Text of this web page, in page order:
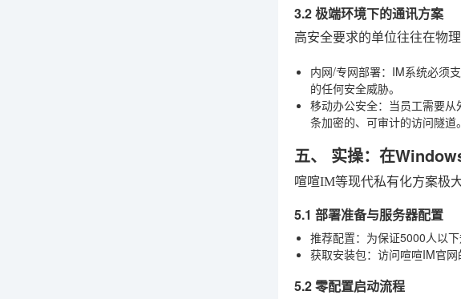
3.2 极端环境下的通讯方案
高安全要求的单位往往在物
内网/专网部署：IM系统必须
的任何安全威胁。
移动办公安全：当员工需要
条加密的、可审计的访问隧道
五、 实操：在
喧喧IM等现代私有化方案极
5.1 部署准备与服务器配置
推荐配置：为保证5000人以
获取安装包：访问喧喧IM官
5.2 零配置启动流程